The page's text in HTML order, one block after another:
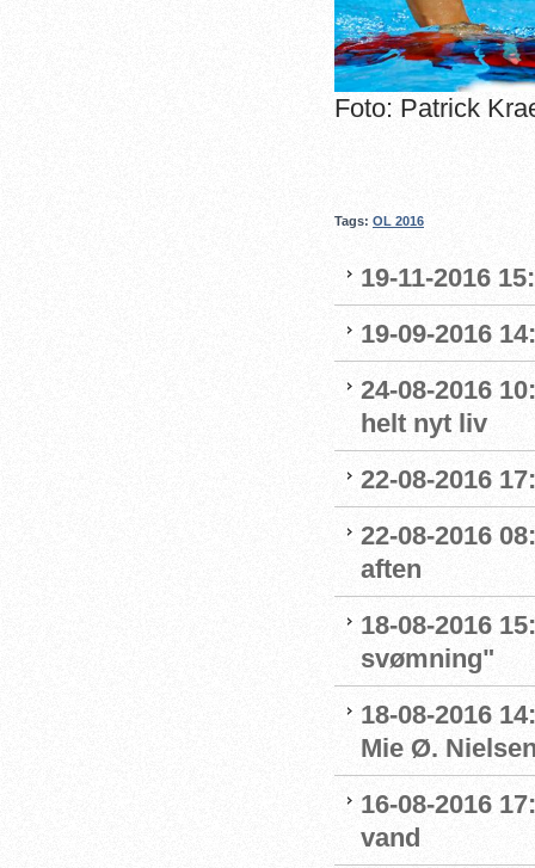
Foto: Patrick
Tags: OL 2016
19-11-2016
19-09-2016
24-08-2016
helt nyt liv
22-08-2016
22-08-2016
aften
18-08-2016
svømning"
18-08-2016
Mie Ø.
16-08-2016
vand